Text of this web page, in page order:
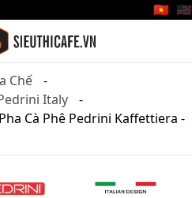
🇻🇳 🇺🇸
Chế
Italy
Cà Phê Pedrini Kaffettiera -